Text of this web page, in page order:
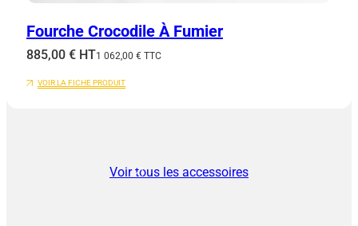
Fourche Crocodile À Fumier
885,00 € HT1 062,00 € TTC
VOIR LA FICHE PRODUIT
Voir tous les accessoires